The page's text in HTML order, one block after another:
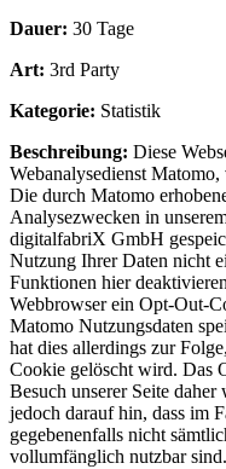
Dauer: 30 Tage
Art: 3rd Party
Kategorie: Statistik
Beschreibung: Diese
Webanalysedienst
Die durch Matomo
Analysezwecken in
digitalfabriX GmbH
Nutzung Ihrer Daten nicht
Funktionen hier
Webbrowser ein Opt-Out-
Matomo Nutzungsdaten
hat dies allerdings zur
Cookie gelöscht wird. Das
Besuch unserer Seite
jedoch darauf hin, dass im
gegebenenfalls nicht
vollumfänglich nutzbar sind.